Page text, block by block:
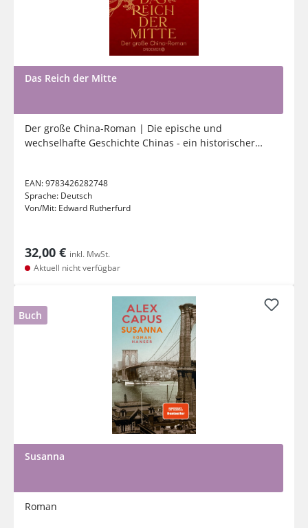
Das Reich der Mitte
Der große China-Roman | Die epische und
wechselhafte Geschichte Chinas - ein historischer
EAN:9783426282748
Sprache: Deutsch
Von/Mit: Edward Rutherfurd
32,00 € inkl. MwSt.
Aktuell nicht verfügbar
Buch
Susanna
Roman